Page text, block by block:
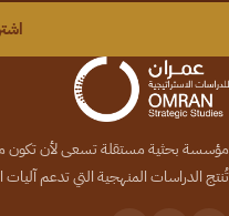
مؤسسة بحثية مستقلة تسعى لأن تكون
تُنتج الدراسات المنهجية التي تدعم آليات